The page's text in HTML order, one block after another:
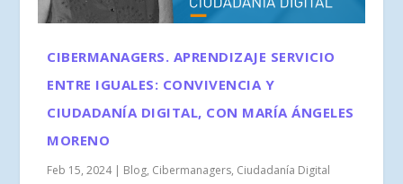
CIBERMANAGERS. APRENDIZAJE SERVICIO
ENTRE IGUALES: CONVIVENCIA Y
CIUDADANÍA DIGITAL, CON MARÍA ÁNGELES
MORENO
Feb 15, 2024| Blog, Cibermanagers, Ciudadanía Digital